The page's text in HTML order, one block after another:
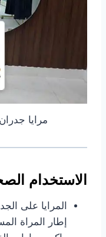
مرايا
الاستخدام
المرايا على
إطار المراة